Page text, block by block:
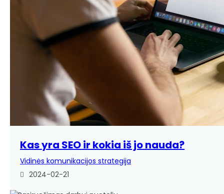
Kas yra SEO ir kokia iš jo nauda?
Vidinės komunikacijos strategija
2024-02-21